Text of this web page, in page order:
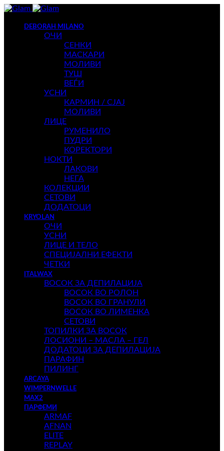
DEBORAH MILANO
ОЧИ
СЕНКИ
МАСКАРИ
МОЛИВИ
ТУШ
ВЕЃИ
УСНИ
КАРМИН / СЈАЈ
МОЛИВИ
ЛИЦЕ
РУМЕНИЛО
ПУДРИ
КОРЕКТОРИ
НОКТИ
ЛАКОВИ
НЕГА
КОЛЕКЦИИ
СЕТОВИ
ДОДАТОЦИ
KRYOLAN
ОЧИ
УСНИ
ЛИЦЕ И ТЕЛО
СПЕЦИЈАЛНИ ЕФЕКТИ
ЧЕТКИ
ITALWAX
ВОСОК ЗА ДЕПИЛАЦИЈА
ВОСОК ВО РОЛОН
ВОСОК ВО ГРАНУЛИ
ВОСОК ВО ЛИМЕНКА
СЕТОВИ
ТОПИЛКИ ЗА ВОСОК
ЛОСИОНИ – МАСЛА – ГЕЛ
ДОДАТОЦИ ЗА ДЕПИЛАЦИЈА
ПАРАФИН
ПИЛИНГ
ARCAYA
WIMPERNWELLE
MAX2
ПАРФЕМИ
ARMAF
AFNAN
ELITE
REPLAY